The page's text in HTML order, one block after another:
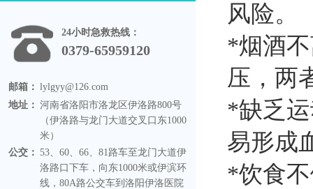
24小时急救热线：
0379-65959120
邮箱： lylgyy@126.com
地址： 河南省洛阳市洛龙区伊洛路800号
（伊洛路与龙门大道交叉口东1000
米）
公交： 53、60、66、81路车至龙门大道伊
洛路口下车，向东1000米或伊滨环
线，80A路公交车到洛阳伊洛医院
风险。
*烟酒
压，两
*缺乏
易形成
*饮食